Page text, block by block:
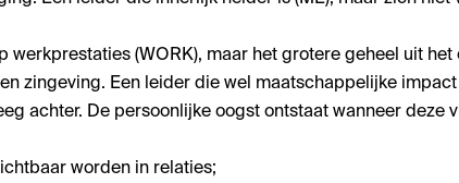
werkprestaties (WORK), maar het grotere geheel uit het
zingeving. Een leider die wel maatschappelijke impact
achter. De persoonlijke oogst ontstaat wanneer deze
worden in relaties;